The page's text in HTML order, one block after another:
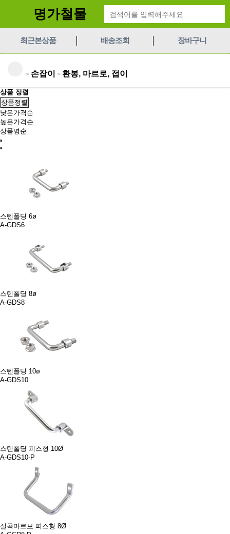
명가철물
최근본상품 배송조회 장바구니
> 손잡이 > 환봉, 마르로, 접이
상품 정렬
상품정렬
낮은가격순
높은가격순
상품명순
스텐폴딩 6ø
A-GDS6
스텐폴딩 8ø
A-GDS8
스텐폴딩 10ø
A-GDS10
스텐폴딩 피스형 10Ø
A-GDS10-P
절곡마르보 피스형 8Ø